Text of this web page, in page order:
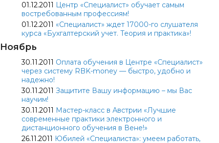
01.12.2011 Центр «Специалист» обучает самым
востребованным профессиям!
01.12.2011 «Специалист» ждет 17000-го слушателя
курса «Бухгалтерский учет. Теория и практика»!
Ноябрь
30.11.2011 Оплата обучения в Центре «Специалист»
через систему RBK-money — быстро, удобно и
надежно!
30.11.2011 Защитите Вашу информацию – мы Вас
научим!
30.11.2011 Мастер-класс в Австрии «Лучшие
современные практики электронного и
дистанционного обучения в Вене!»
26.11.2011 Юбилей «Специалиста»: умеем работать,